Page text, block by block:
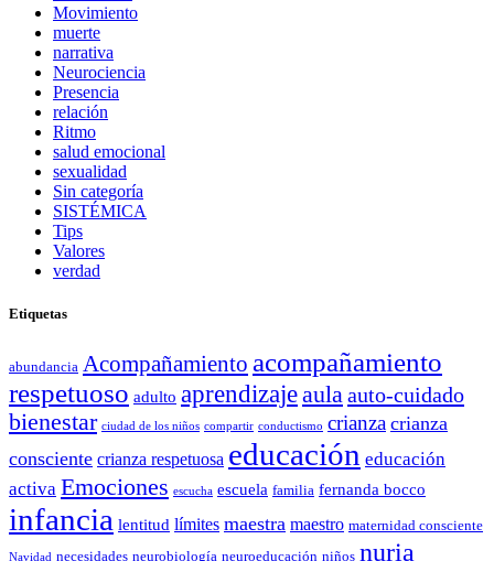
Movimiento
muerte
narrativa
Neurociencia
Presencia
relación
Ritmo
salud emocional
sexualidad
Sin categoría
SISTÉMICA
Tips
Valores
verdad
Etiquetas
abundancia Acompañamiento acompañamiento
respetuoso adulto aprendizajeaulaauto-cuidado
bienestar ciudad de los niños compartir conductismo crianza crianza
consciente crianza respetuosa educación educación
activa Emociones escucha escuela familia fernanda bocco
infancia lentitud límites maestra maestro maternidad consciente
Navidad necesidades neurobiología neuroeducación niños nuria